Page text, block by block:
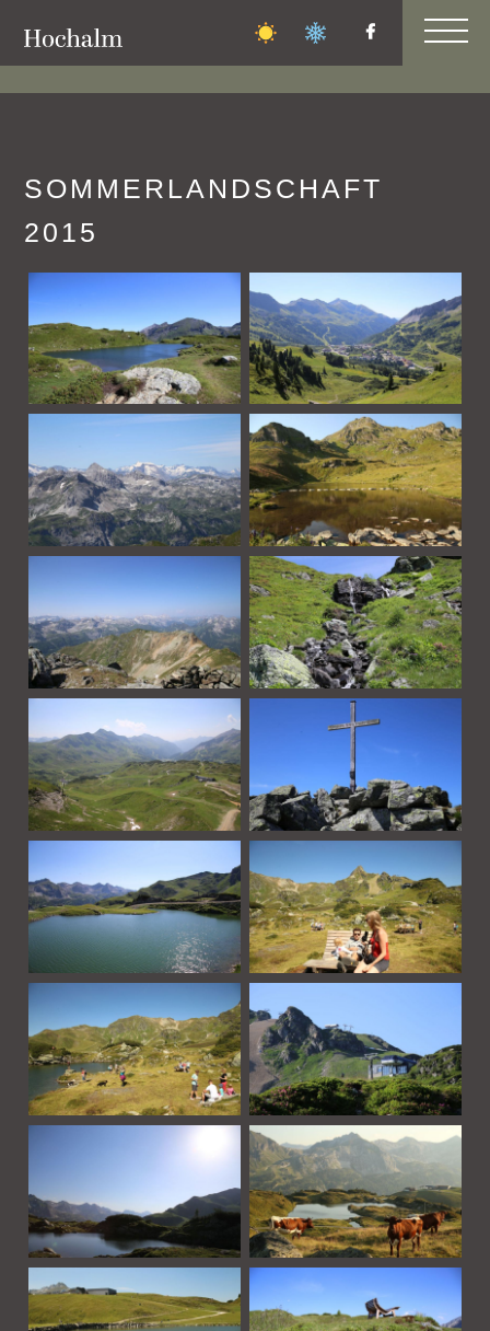
FAMILIEN-
SOMMERLANDSCHAFT
2015